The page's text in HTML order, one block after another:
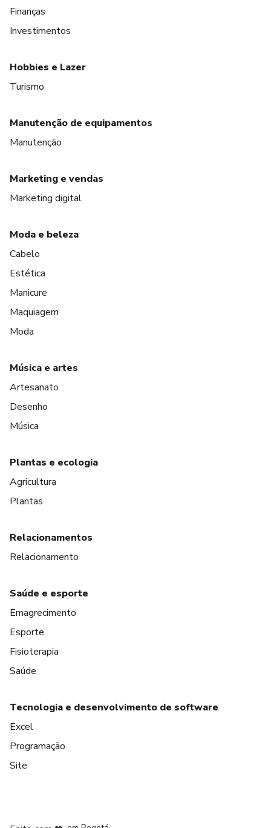
Finanças
Investimentos
Hobbies e Lazer
Turismo
Manutenção de equipamentos
Manutenção
Marketing e vendas
Marketing digital
Moda e beleza
Cabelo
Estética
Manicure
Maquiagem
Moda
Música e artes
Artesanato
Desenho
Música
Plantas e ecologia
Agricultura
Plantas
Relacionamentos
Relacionamento
Saúde e esporte
Emagrecimento
Esporte
Fisioterapia
Saúde
Tecnologia e desenvolvimento de software
Excel
Programação
Site